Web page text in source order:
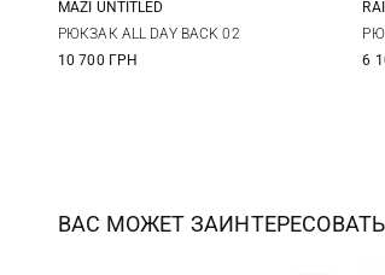
One Size
MAZI UNTITLED
РЮКЗАК ALL DAY BACK 02
10 700 ГРН
6
ВАС МОЖЕТ ЗАИНТЕРЕСОВАТЬ